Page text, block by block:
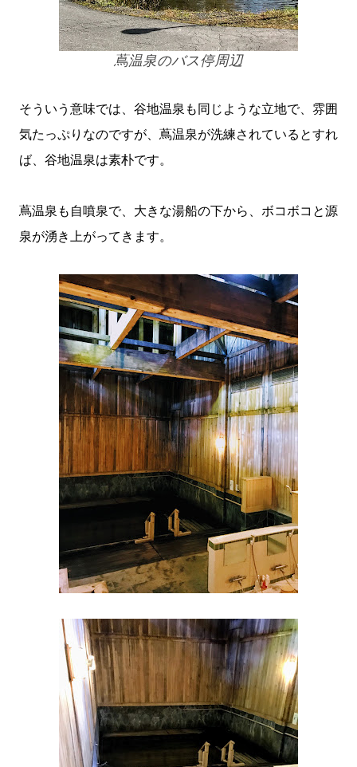
蔦温泉のバス停周辺
そういう意味では、谷地温泉も同じような立地で、雰囲
気たっぷりなのですが、蔦温泉が洗練されているとすれ
ば、谷地温泉は素朴です。
蔦温泉も自噴泉で、大きな湯船の下から、ボコボコと源
泉が湧き上がってきます。